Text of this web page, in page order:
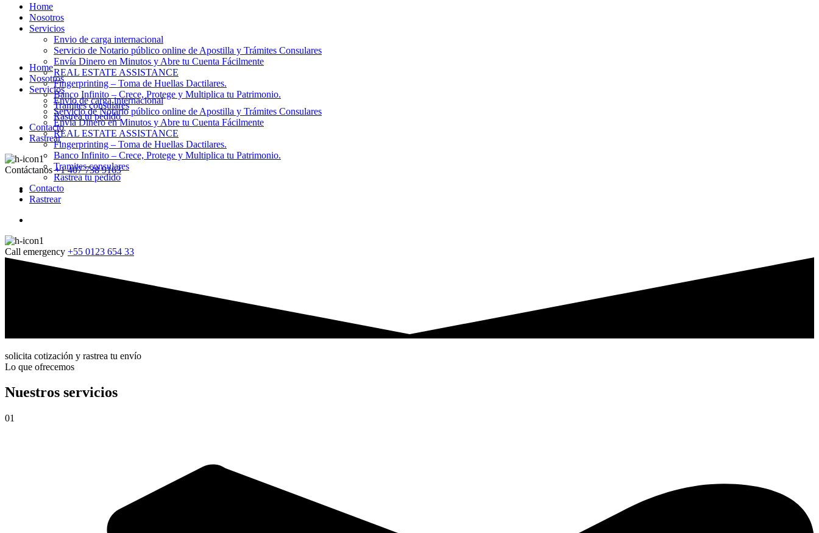
Home
Nosotros
Servicios
Envio de carga internacional
Servicio de Notario público online de Apostilla y Trámites Consulares
Envía Dinero en Minutos y Abre tu Cuenta Fácilmente
REAL ESTATE ASSISTANCE
Fingerprinting – Toma de Huellas Dactilares.
Banco Infinito – Crece, Protege y Multiplica tu Patrimonio.
Tramites consulares
Rastrea tu pedido
Contacto
Rastrear
Contáctanos +1 407 738 9163
Home
Nosotros
Servicios
Envio de carga internacional
Servicio de Notario público online de Apostilla y Trámites Consulares
Envía Dinero en Minutos y Abre tu Cuenta Fácilmente
REAL ESTATE ASSISTANCE
Fingerprinting – Toma de Huellas Dactilares.
Banco Infinito – Crece, Protege y Multiplica tu Patrimonio.
Tramites consulares
Rastrea tu pedido
Contacto
Rastrear
Call emergency +55 0123 654 33
solicita cotización y rastrea tu envío
Lo que ofrecemos
Nuestros servicios
01